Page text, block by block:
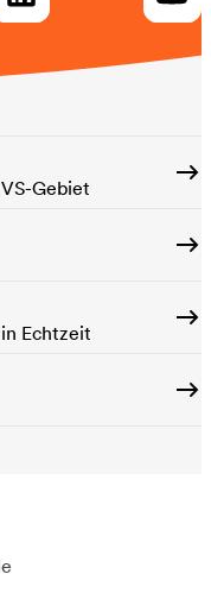
Gebiet
Echtzeit